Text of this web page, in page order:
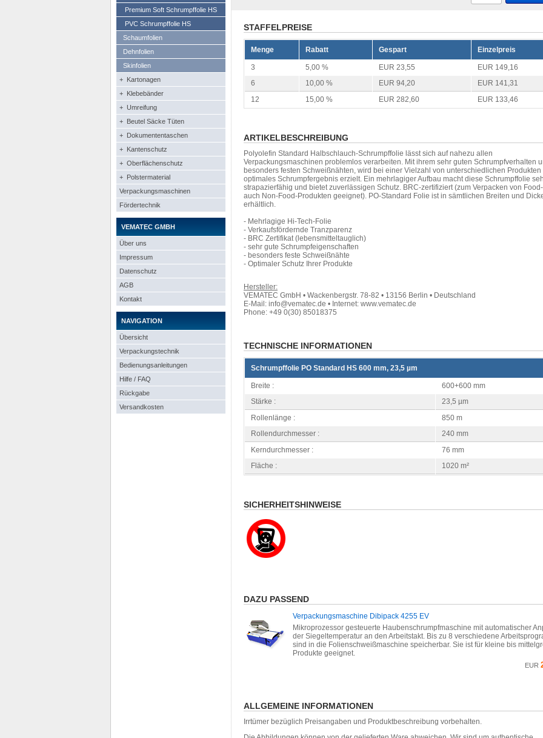
Premium Soft Schrumpffolie HS
PVC Schrumpffolie HS
Schaumfolien
Dehnfolien
Skinfolien
+ Kartonagen
+ Klebebänder
+ Umreifung
+ Beutel Säcke Tüten
+ Dokumententaschen
+ Kantenschutz
+ Oberflächenschutz
+ Polstermaterial
Verpackungsmaschinen
Fördertechnik
VEMATEC GMBH
Über uns
Impressum
Datenschutz
AGB
Kontakt
NAVIGATION
Übersicht
Verpackungstechnik
Bedienungsanleitungen
Hilfe / FAQ
Rückgabe
Versandkosten
STAFFELPREISE
Menge Rabatt Gespart Einzelpreis
3 5,00 % EUR 23,55
EUR 149,16
6
10,00 % EUR 94,20
EUR 141,31
12
15,00 % EUR 282,60 EUR 133,46
ARTIKELBESCHREIBUNG
Polyolefin Standard Halbschlauch-Schrumpffolie lässt sich auf nahezu allen
Verpackungsmaschinen problemlos verarbeiten. Mit ihrem sehr guten Schrumpfverhalten
besonders festen Schweißnähten, wird bei einer Vielzahl von unterschiedlichen Produkten
optimales Schrumpfergebnis erzielt. Ein mehrlagiger Aufbau macht diese Schrumpffolie
strapazierfähig und bietet zuverlässigen Schutz. BRC-zertifiziert (zum Verpacken von
auch Non-Food-Produkten geeignet). PO-Standard Folie ist in sämtlichen Breiten und
erhältlich.
- Mehrlagige Hi-Tech-Folie
- Verkaufsfördernde Tranzparenz
- BRC Zertifikat (lebensmitteltauglich)
- sehr gute Schrumpfeigenschaften
- besonders feste Schweißnähte
- Optimaler Schutz Ihrer Produkte
Hersteller:
VEMATEC GmbH • Wackenbergstr. 78-82 • 13156 Berlin • Deutschland
E-Mail: info@vematec.de • Internet: www.vematec.de
Phone: +49 0(30) 85018375
TECHNISCHE INFORMATIONEN
Schrumpffolie PO Standard HS 600 mm, 23,5 µm
Breite :
600+600 mm
Stärke :
23,5 µm
Rollenlänge :
850 m
Rollendurchmesser :
240 mm
Kerndurchmesser :
76 mm
Fläche :
1020 m²
SICHERHEITSHINWEISE
DAZU PASSEND
Verpackungsmaschine Dibipack 4255 EV
Mikroprozessor gesteuerte Haubenschrumpfmaschine mit automatischer
der Siegeltemperatur an den Arbeitstakt. Bis zu 8 verschiedene
sind in die Folienschweißmaschine speicherbar. Sie ist für kleine bis
Produkte geeignet.
EUR
ALLGEMEINE INFORMATIONEN
Irrtümer bezüglich Preisangaben und Produktbeschreibung vorbehalten.